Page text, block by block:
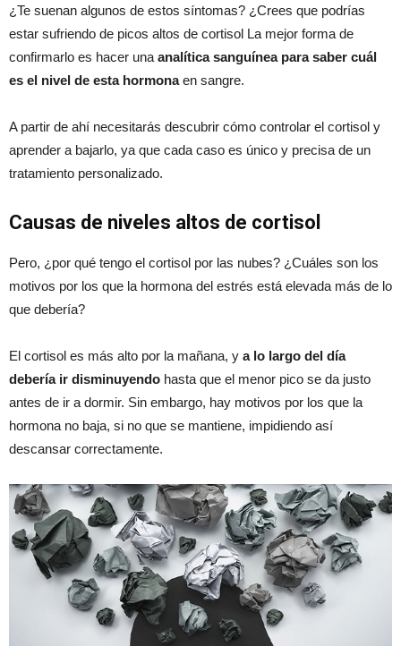
¿Te suenan algunos de estos síntomas? ¿Crees que podrías
estar sufriendo de picos altos de cortisol La mejor forma de
confirmarlo es hacer una analítica sanguínea para saber cuál
es el nivel de esta hormonaen sangre.
A partir de ahí necesitarás descubrir cómo controlar el cortisol y
aprender a bajarlo, ya que cada caso es único y precisa de un
tratamiento personalizado.
Causas de niveles altos de cortisol
Pero, ¿por qué tengo el cortisol por las nubes? ¿Cuáles son los
motivos por los que la hormona del estrés está elevada más de lo
que debería?
El cortisol es más alto por la mañana, y a lo largo del día
debería ir disminuyendo hasta que el menor pico se da justo
antes de ir a dormir. Sin embargo, hay motivos por los que la
hormona no baja, si no que se mantiene, impidiendo así
descansar correctamente.